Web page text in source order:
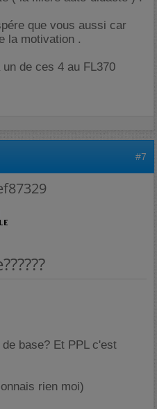
que vous aussi car
la motivation .
de ces 4 au FL370
#7
base? Et PPL c'est
rien moi)